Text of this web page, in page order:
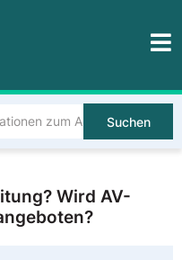
Suchen
Wird AV-